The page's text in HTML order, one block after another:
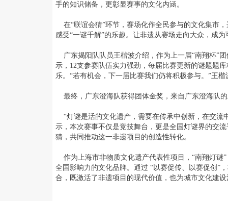
手的知识储备，更彰显赛事的文化内涵。
在“联谊会猜”环节，赛场化作全民参与的文化集市
感受“一谜千解”的乐趣。让非遗从赛场走向大众，成
广东揭阳队队员王楷波介绍，作为上一届“南翔杯”
示，12支参赛队伍实力强劲，每届比赛更新的谜题题
乐。“若有机会，下一届比赛我们仍将积极参与。”王楷
最终，广东澄海队获得团体金奖，来自广东澄海队
“灯谜是活的文化遗产，需要在传承中创新，在交流
示，本次赛事不仅是竞技舞台，更是全国灯谜界的交
猜，共同推动这一非遗项目的创造性转化。
作为上海市非物质文化遗产代表性项目，“南翔灯谜
全国影响力的文化品牌。通过 “以赛促传、以赛促创”
合，既激活了非遗项目的现代价值，也为城市文化建